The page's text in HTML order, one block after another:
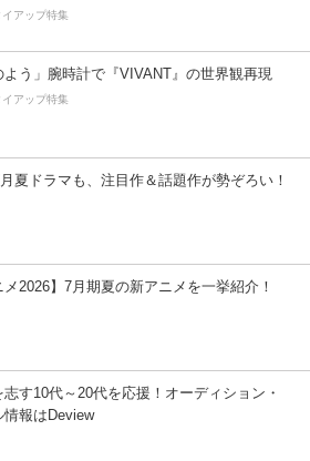
イアップ特集
よう」腕時計で『VIVANT』の世界観再現
イアップ特集
夏ドラマも、注目作＆話題作が勢ぞろい！
メ2026】7月期夏の新アニメを一挙紹介！
す10代～20代を応援！オーディション・
情報はDeview